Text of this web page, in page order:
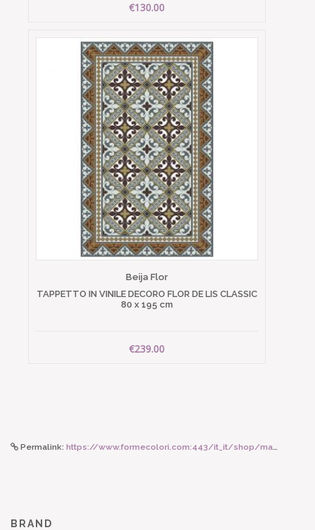
€130.00
Beija Flor
TAPPETTO IN VINILE DECORO FLOR DE LIS CLASSIC
80 x 195 cm
€239.00
Permalink: https://www.formecolori.com:443/it_it/shop/maman_et_sophie/orecchini_a_lobo/maman_et_sophie_orecchino_con_aereo/6635
BRAND